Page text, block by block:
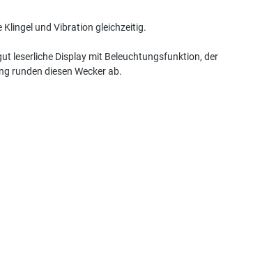
und Vibration gleichzeitig.
leserliche Display mit Beleuchtungsfunktion, der
runden diesen Wecker ab.